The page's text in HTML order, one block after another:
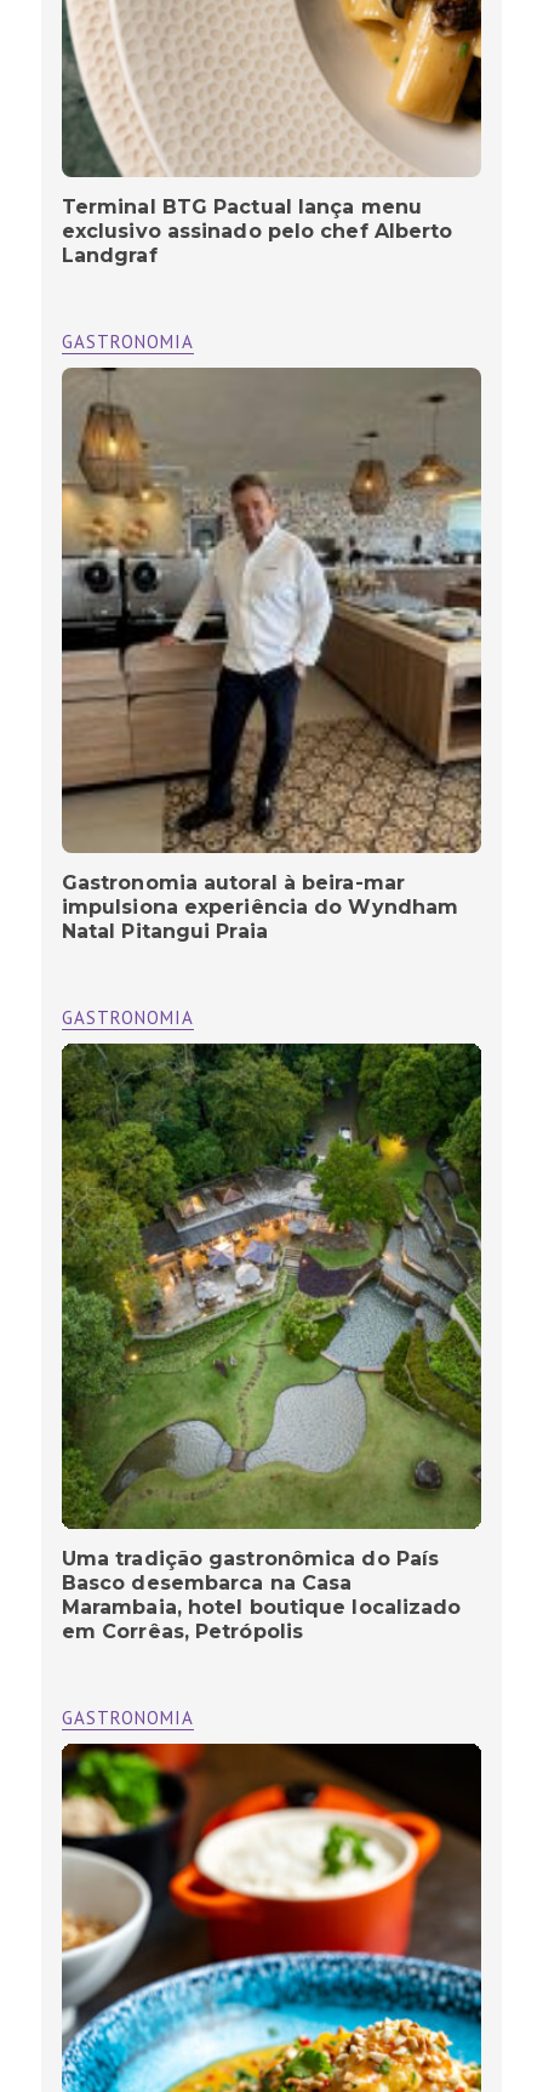
Terminal BTG Pactual lança menu
exclusivo assinado pelo chef Alberto
Landgraf
GASTRONOMIA
Gastronomia autoral à beira-mar
impulsiona experiência do Wyndham
Natal Pitangui Praia
GASTRONOMIA
Uma tradição gastronômica do País
Basco desembarca na Casa
Marambaia, hotel boutique localizado
em Corrêas, Petrópolis
GASTRONOMIA